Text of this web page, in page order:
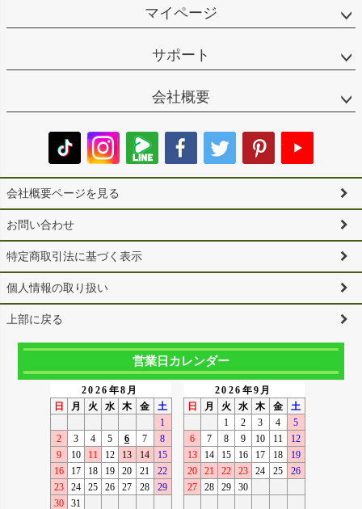
マイページ
サポート
会社概要
会社概要ページを見る
お問い合わせ
特定商取引法に基づく表示
個人情報の取り扱い
上部に戻る
営業日カレンダー